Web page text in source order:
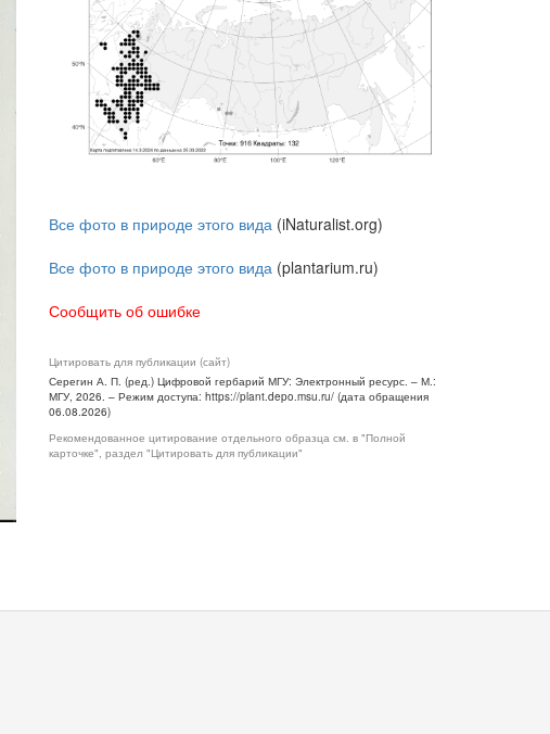
Все фото в природе этого вида (iNaturalist.org)
Все фото в природе этого вида (plantarium.ru)
Сообщить об ошибке
Цитировать для публикации (сайт)
Серегин А. П. (ред.) Цифровой гербарий МГУ: Электронный ресурс. – М.:
МГУ, 2026. – Режим доступа: https://plant.depo.msu.ru/ (дата обращения
06.08.2026)
Рекомендованное цитирование отдельного образца см. в "Полной
карточке", раздел "Цитировать для публикации"